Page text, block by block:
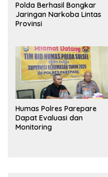
Polda Berhasil Bongkar
Jaringan Narkoba Lintas
Provinsi
Humas Polres Parepare
Dapat Evaluasi dan
Monitoring